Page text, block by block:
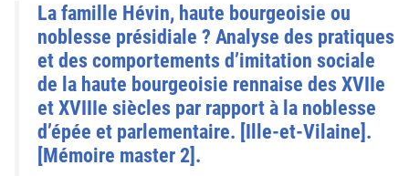
La famille Hévin, haute bourgeoisie ou
noblesse présidiale ? Analyse des pratiques
et des comportements d’imitation sociale
de la haute bourgeoisie rennaise des XVIIe
et XVIIIe siècles par rapport à la noblesse
d’épée et parlementaire. [Ille-et-Vilaine].
[Mémoire master 2].